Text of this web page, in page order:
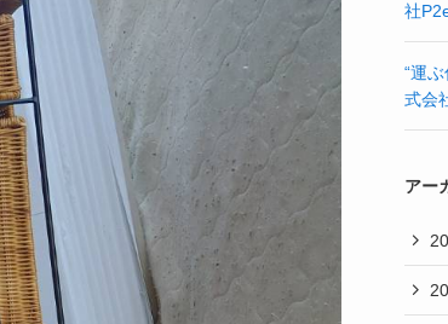
社
“運
式会
アー